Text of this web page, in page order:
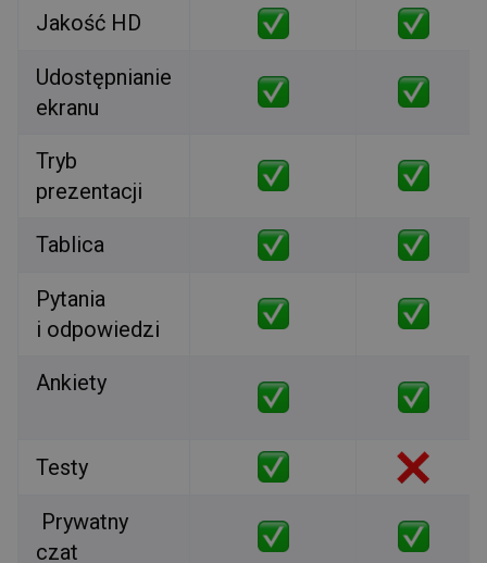
Jakość HD
Udostępnianie
ekranu
Tryb
prezentacji
Tablica
Pytania
i odpowiedzi
Ankiety
Testy
Prywatny
czat